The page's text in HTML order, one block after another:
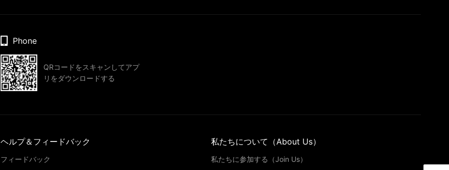
Phone
QRコードをスキャンしてアプ
リをダウンロードする
ヘルプ＆フィードバック
フィードバック
私たちについて（About Us）
私たちに参加する（Join Us）